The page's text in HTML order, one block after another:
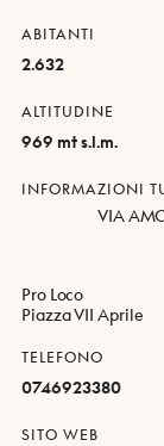
ABITANTI
2.632
ALTITUDINE
969 mt s.l.m.
INFORMAZIONI
VIA
Pro Loco
Piazza VII Aprile
TELEFONO
0746923380
SITO WEB